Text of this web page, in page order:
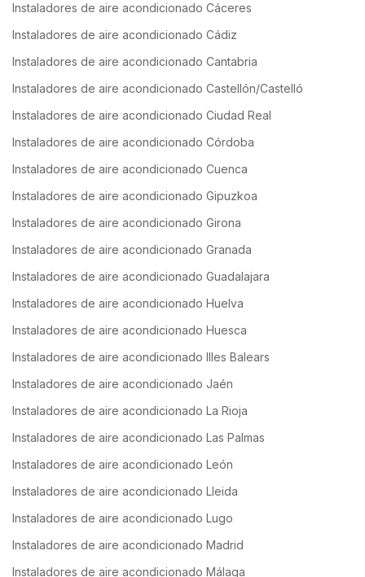
Instaladores de aire acondicionado Cáceres
Instaladores de aire acondicionado Cádiz
Instaladores de aire acondicionado Cantabria
Instaladores de aire acondicionado Castellón/Castelló
Instaladores de aire acondicionado Ciudad Real
Instaladores de aire acondicionado Córdoba
Instaladores de aire acondicionado Cuenca
Instaladores de aire acondicionado Gipuzkoa
Instaladores de aire acondicionado Girona
Instaladores de aire acondicionado Granada
Instaladores de aire acondicionado Guadalajara
Instaladores de aire acondicionado Huelva
Instaladores de aire acondicionado Huesca
Instaladores de aire acondicionado Illes Balears
Instaladores de aire acondicionado Jaén
Instaladores de aire acondicionado La Rioja
Instaladores de aire acondicionado Las Palmas
Instaladores de aire acondicionado León
Instaladores de aire acondicionado Lleida
Instaladores de aire acondicionado Lugo
Instaladores de aire acondicionado Madrid
Instaladores de aire acondicionado Málaga